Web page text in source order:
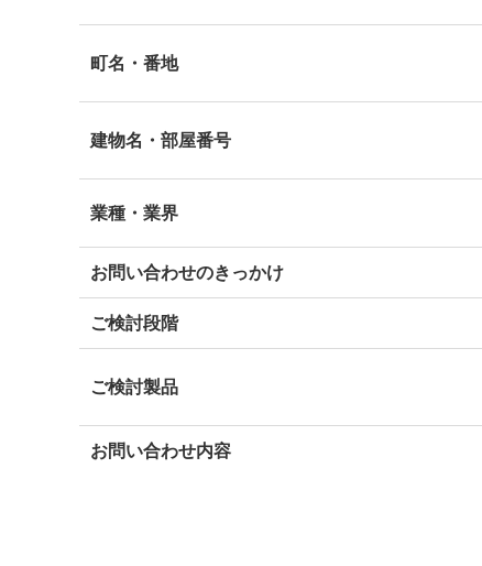
町名・番地
建物名・部屋番号
業種・業界
お問い合わせのきっかけ
ご検討段階
ご検討製品
お問い合わせ内容